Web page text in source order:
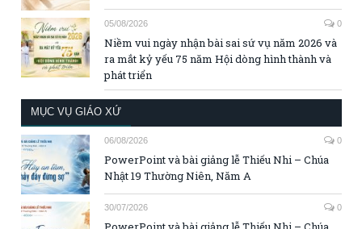
05/08/2026 0
Niềm vui ngày nhận bài sai sứ vụ năm 2026 và
ra mắt kỷ yếu 75 năm Hội dòng hình thành và
phát triển
MỤC VỤ GIÁO XỨ
06/08/2026 0
PowerPoint và bài giảng lễ Thiếu Nhi – Chúa
Nhật 19 Thường Niên, Năm A
30/07/2026 0